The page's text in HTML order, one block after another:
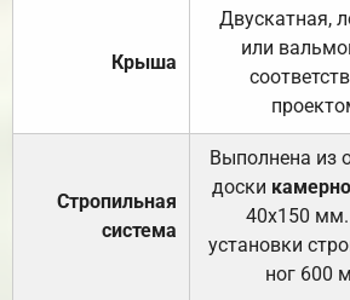
Крыша
Двускатная,
или
Стропильная
система
Выполнена из
доски
40х150
установки
ног 600